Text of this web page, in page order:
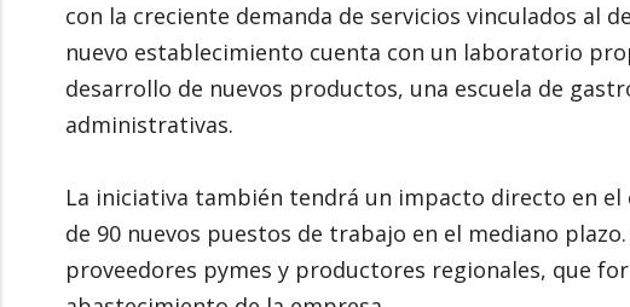
con la creciente demanda de servicios vinculados al
nuevo establecimiento cuenta con un laboratorio
desarrollo de nuevos productos, una escuela de
administrativas.
La iniciativa también tendrá un impacto directo en el
de 90 nuevos puestos de trabajo en el mediano
proveedores pymes y productores regionales, que